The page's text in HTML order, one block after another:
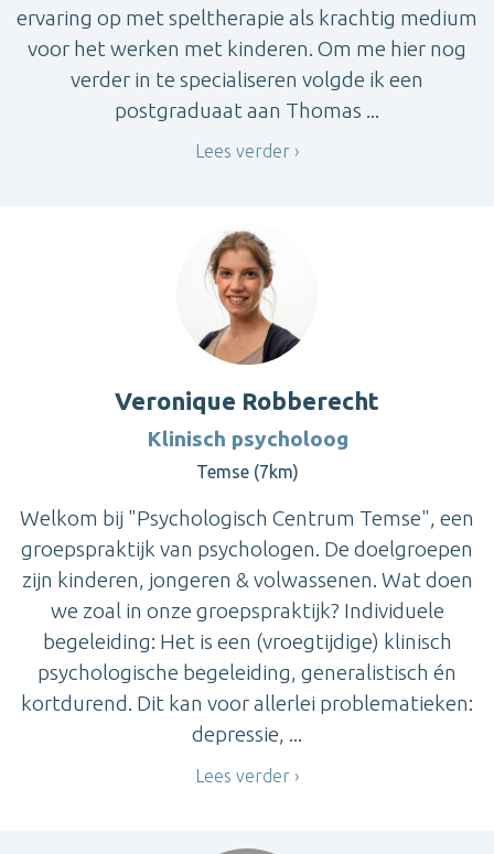
ervaring op met speltherapie als krachtig medium
voor het werken met kinderen. Om me hier nog
verder in te specialiseren volgde ik een
postgraduaat aan Thomas ...
Lees verder
Veronique Robberecht
Klinisch psycholoog
Temse (7km)
Welkom bij "Psychologisch Centrum Temse", een
groepspraktijk van psychologen. De doelgroepen
zijn kinderen, jongeren & volwassenen. Wat doen
we zoal in onze groepspraktijk? Individuele
begeleiding: Het is een (vroegtijdige) klinisch
psychologische begeleiding, generalistisch én
kortdurend. Dit kan voor allerlei problematieken:
depressie, ...
Lees verder